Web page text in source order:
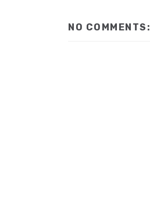
NO COMMENTS: